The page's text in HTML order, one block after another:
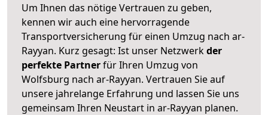
Um Ihnen das nötige Vertrauen zu geben,
kennen wir auch eine hervorragende
Transportversicherung für einen Umzug nach ar-
Rayyan. Kurz gesagt: Ist unser Netzwerkder
perfekte Partnerfür Ihren Umzug von
Wolfsburg nach ar-Rayyan. Vertrauen Sie auf
unsere jahrelange Erfahrung und lassen Sie uns
gemeinsam Ihren Neustart in ar-Rayyan planen.